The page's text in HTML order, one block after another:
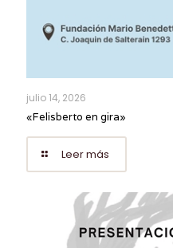
julio 14, 2026
«Felisberto en gira»
Leer más